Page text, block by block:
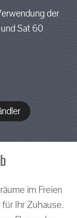
der
Sat 60
im Freien
Ihr Zuhause.